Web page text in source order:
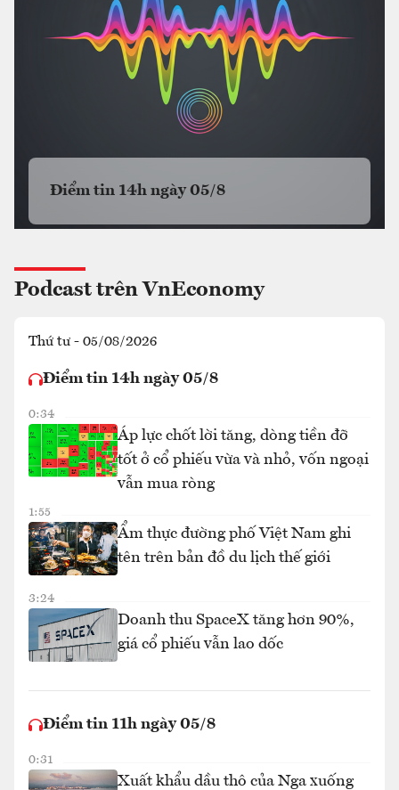
Điểm tin 14h ngày 05/8
Podcast trên VnEconomy
Thứ tư - 05/08/2026
Điểm tin 14h ngày 05/8
0:34
Áp lực chốt lời tăng, dòng tiền đỡ
tốt ở cổ phiếu vừa và nhỏ, vốn ngoại
vẫn mua ròng
1:55
Ẩm thực đường phố Việt Nam ghi
tên trên bản đồ du lịch thế giới
3:24
Doanh thu SpaceX tăng hơn 90%,
giá cổ phiếu vẫn lao dốc
Điểm tin 11h ngày 05/8
0:31
Xuất khẩu dầu thô của Nga xuống